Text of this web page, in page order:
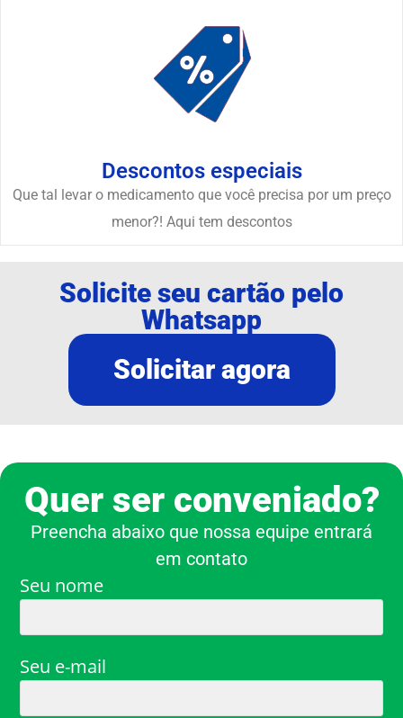
Descontos especiais
Que tal levar o medicamento que você precisa por um preço
menor?! Aqui tem descontos
Solicite seu cartão pelo
Whatsapp
Solicitar agora
Quer ser conveniado?
Preencha abaixo que nossa equipe entrará
em contato
Seu nome
Seu e-mail